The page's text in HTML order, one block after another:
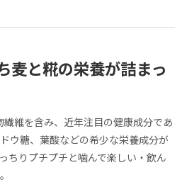
麦と糀の栄養が詰まっ
繊維を含み、近年注目の健康成分であ
ウ糖、葉酸などの希少な栄養成分が
ちりプチプチと噛んで楽しい・飲ん